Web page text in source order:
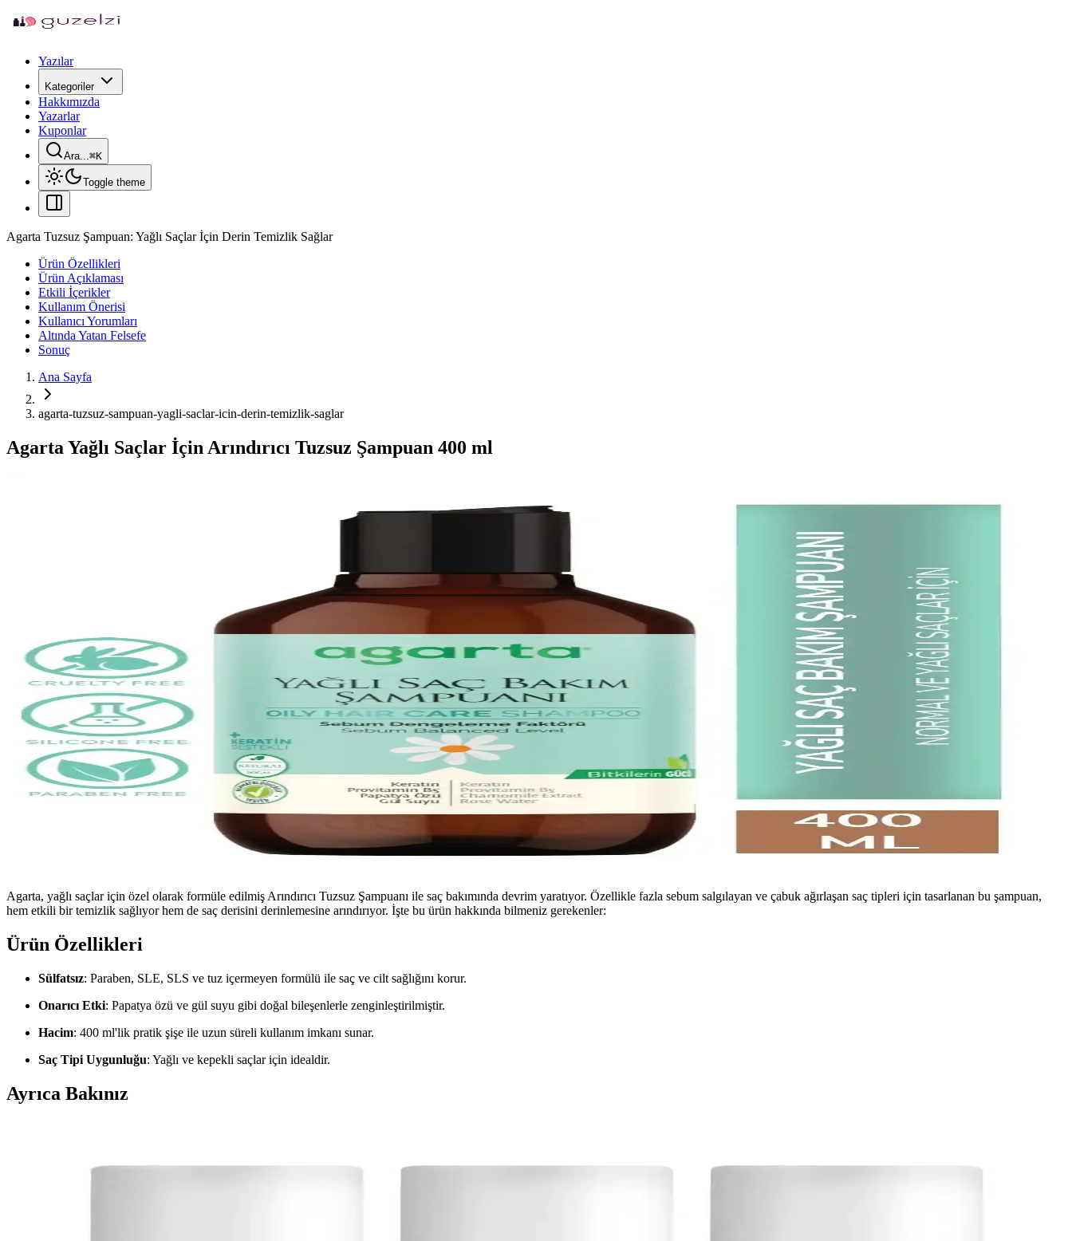
Yazılar
Kategoriler
Hakkımızda
Yazarlar
Kuponlar
Ara...⌘K
Toggle theme
Agarta Tuzsuz Şampuan: Yağlı Saçlar İçin Derin Temizlik Sağlar
Ürün Özellikleri
Ürün Açıklaması
Etkili İçerikler
Kullanım Önerisi
Kullanıcı Yorumları
Altında Yatan Felsefe
Sonuç
Ana Sayfa
agarta-tuzsuz-sampuan-yagli-saclar-icin-derin-temizlik-saglar
Agarta Yağlı Saçlar İçin Arındırıcı Tuzsuz Şampuan 400 ml
Agarta, yağlı saçlar için özel olarak formüle edilmiş Arındırıcı Tuzsuz Şampuanı ile saç bakımında devrim yaratıyor. Özellikle fazla sebum salgılayan ve çabuk ağırlaşan saç tipleri için tasarlanan bu şampuan,
hem etkili bir temizlik sağlıyor hem de saç derisini derinlemesine arındırıyor. İşte bu ürün hakkında bilmeniz gerekenler:
Ürün Özellikleri
Sülfatsız: Paraben, SLE, SLS ve tuz içermeyen formülü ile saç ve cilt sağlığını korur.
Onarıcı Etki: Papatya özü ve gül suyu gibi doğal bileşenlerle zenginleştirilmiştir.
Hacim: 400 ml'lik pratik şişe ile uzun süreli kullanım imkanı sunar.
Saç Tipi Uygunluğu: Yağlı ve kepekli saçlar için idealdir.
Ayrıca Bakınız